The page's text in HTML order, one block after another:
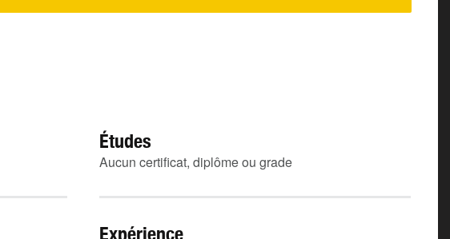
Études
Aucun certificat, diplôme ou grade
Expérience